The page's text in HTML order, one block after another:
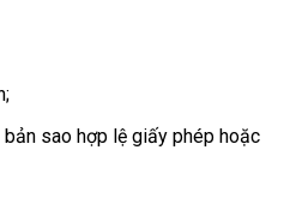
sao hợp lệ giấy phép hoặc